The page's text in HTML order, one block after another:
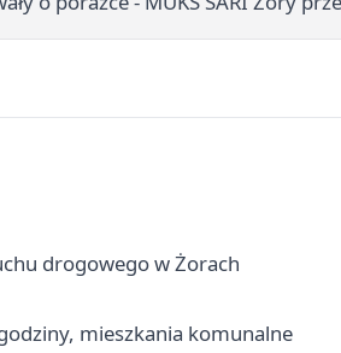
drogowego w Żorach
mieszkania komunalne